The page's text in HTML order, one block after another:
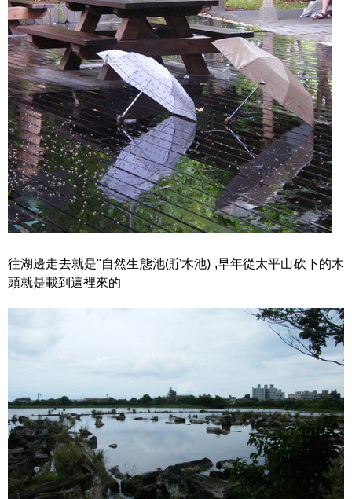
往湖邊走去就是"自然生態池(貯木池) ,早年從太平山砍下的木
頭就是載到這裡來的